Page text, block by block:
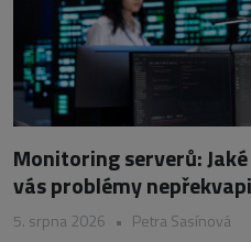
Monitoring serverů:
vás problémy
5. srpna 2026 • Petra Sasínová